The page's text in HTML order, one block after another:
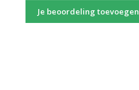
Je beoordeling toevoegen